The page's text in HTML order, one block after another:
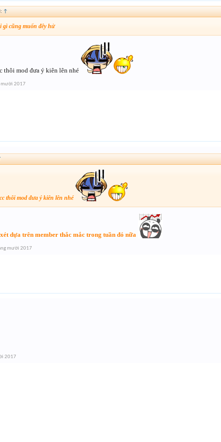
↑
gì cũng muốn đêy hử
thôi mod đưa ý kiên lên nhé
mười 2017
thôi mod đưa ý kiên lên nhé
dựa trên member thắc mắc trong tuần đó nữa
mười 2017
2017